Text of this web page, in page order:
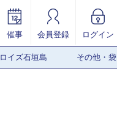
催事 会員登録 ログイン
ロイズ石垣島 その他・袋